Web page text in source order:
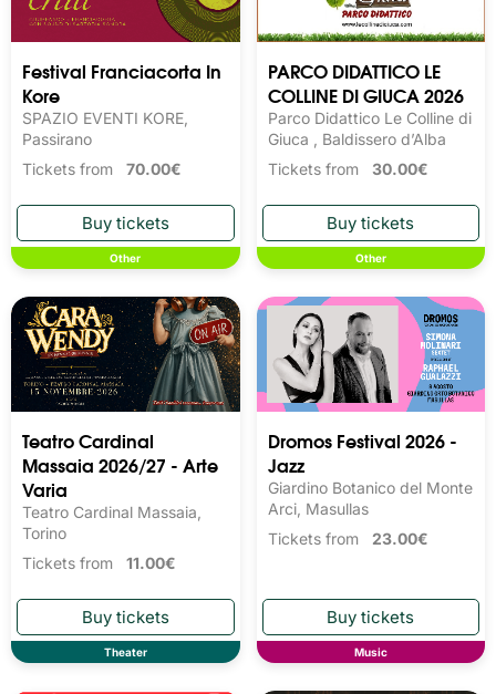
Festival Franciacorta In
Kore
SPAZIO EVENTI KORE,
Passirano
Tickets from 70.00€
Other
PARCO DIDATTICO LE
COLLINE DI GIUCA 2026
Parco Didattico Le Colline di
Giuca , Baldissero d’Alba
Tickets from 30.00€
Other
Teatro Cardinal
Massaia 2026/27 - Arte
Varia
Teatro Cardinal Massaia,
Torino
Tickets from 11.00€
Theater
Dromos Festival 2026 -
Jazz
Giardino Botanico del Monte
Arci, Masullas
Tickets from 23.00€
Music